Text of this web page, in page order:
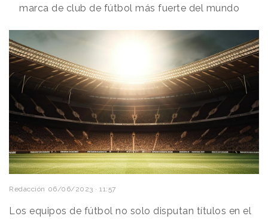
marca de club de fútbol más fuerte del mundo
Redacción 06/06/2023 · 11:57
Los equipos de fútbol no solo disputan títulos en el